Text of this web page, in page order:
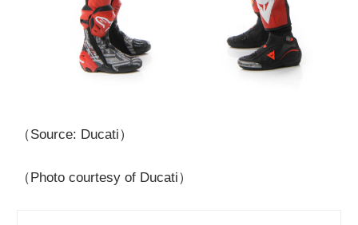
（Source: Ducati）
（Photo courtesy of Ducati）